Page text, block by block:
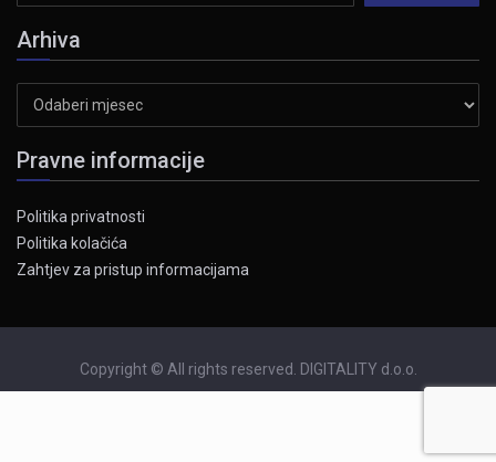
Arhiva
Pravne informacije
Politika privatnosti
Politika kolačića
Zahtjev za pristup informacijama
Copyright © All rights reserved. DIGITALITY d.o.o.